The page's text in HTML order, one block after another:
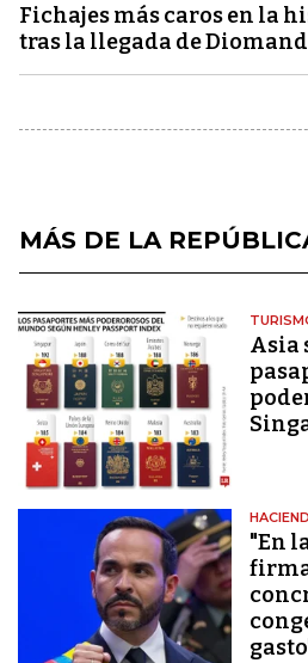
Fichajes más caros en la
tras la llegada de
MÁS DE LA
Asia
"En